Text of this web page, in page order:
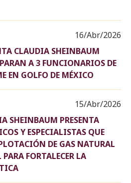
16/Abr/2026
CLAUDIA SHEINBAUM
A 3 FUNCIONARIOS DE
EN GOLFO DE MÉXICO
15/Abr/2026
SHEINBAUM PRESENTA
Y ESPECIALISTAS QUE
DE GAS NATURAL
FORTALECER LA